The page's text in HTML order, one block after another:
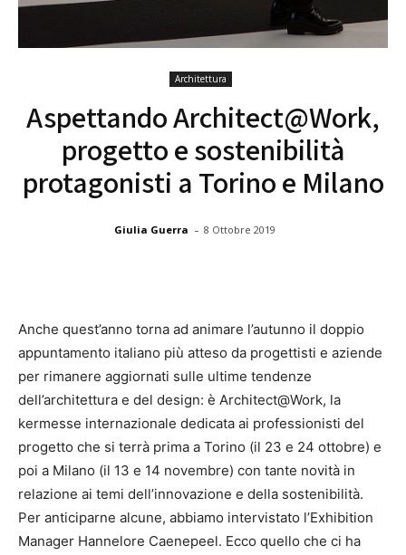
Architettura
Aspettando Architect@Work,
progetto e sostenibilità
protagonisti a Torino e Milano
Giulia Guerra - 8 Ottobre 2019
Anche quest’anno torna ad animare l’autunno il doppio
appuntamento italiano più atteso da progettisti e aziende
per rimanere aggiornati sulle ultime tendenze
dell’architettura e del design: è Architect@Work, la
kermesse internazionale dedicata ai professionisti del
progetto che si terrà prima a Torino (il 23 e 24 ottobre) e
poi a Milano (il 13 e 14 novembre) con tante novità in
relazione ai temi dell’innovazione e della sostenibilità.
Per anticiparne alcune, abbiamo intervistato l’Exhibition
Manager Hannelore Caenepeel. Ecco quello che ci ha